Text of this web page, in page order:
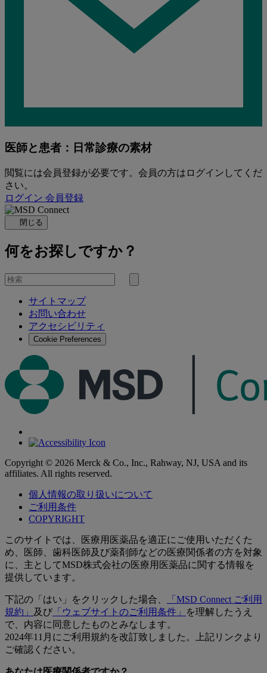
医師と患者：日常診療の素材
閲覧には会員登録が必要です。会員の方はログインしてくだ
さい。
ログイン 会員登録
閉じる
何をお探しですか？
を
検
サイトマップ
お問い合わせ
アクセシビリティ
Cookie Preferences
Copyright © 2026 Merck & Co., Inc., Rahway, NJ, USA and its
affiliates. All rights reserved.
個人情報の取り扱いについて
ご利用条件
COPYRIGHT
このサイトでは、医療用医薬品を適正にご使用いただくた
め、医師、歯科医師及び薬剤師などの医療関係者の方を対象
に、主としてMSD株式会社の医療用医薬品に関する情報を
提供しています。
下記の「はい」をクリックした場合、
「MSD Connect ご利用
規約」
及び 「ウェブサイトのご利用条件」
を理解したうえ
で、内容に同意したものとみなします。
2024年11月にご利用規約を改訂致しました。上記リンクより
ご確認ください。